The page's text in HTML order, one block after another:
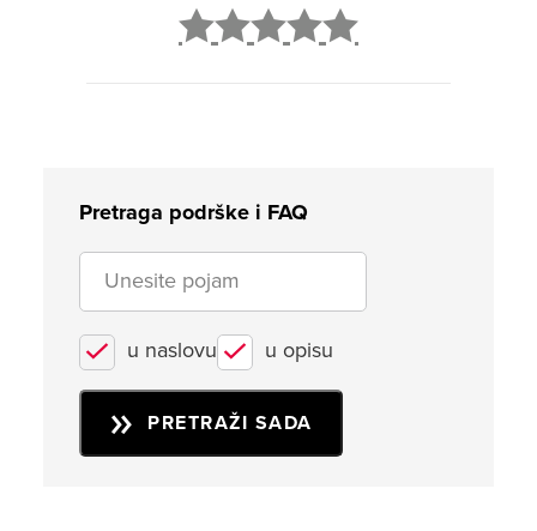
Pretraga podrške i FAQ
u naslovu u opisu
PRETRAŽI SADA